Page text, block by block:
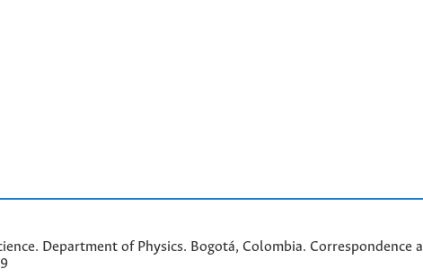
Department of Physics. Bogotá, Colombia. Correspondence a